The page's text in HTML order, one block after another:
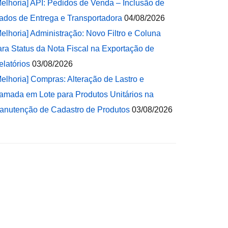
API: Pedidos de Venda – Inclusão de
de Entrega e Transportadora 04/08/2026
Administração: Novo Filtro e Coluna
Status da Nota Fiscal na Exportação de
03/08/2026
Compras: Alteração de Lastro e
em Lote para Produtos Unitários na
de Cadastro de Produtos 03/08/2026